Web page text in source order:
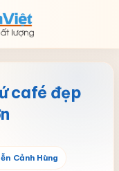
café đẹp
Cảnh Hùng